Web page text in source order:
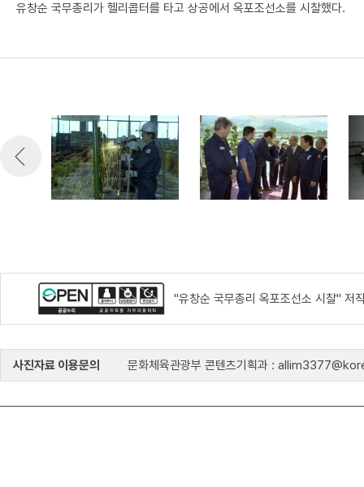
유창순 국무총리가 헬리콥터를 타고 상공에서 옥포조선소를 시찰했다.
"유창순 국무총리 옥포조선소 시찰" 저
사진자료 이용문의 문화체육관광부 콘텐츠기획과 :